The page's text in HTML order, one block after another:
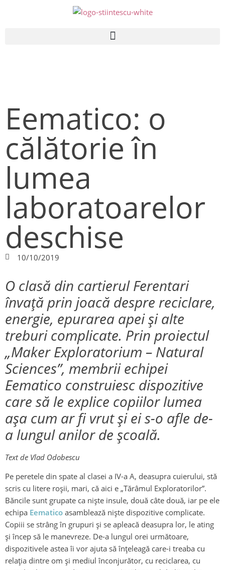
Eematico: o
călătorie în
lumea
laboratoarelor
deschise
10/10/2019
O clasă din cartierul Ferentari
învață prin joacă despre reciclare,
energie, epurarea apei și alte
treburi complicate. Prin proiectul
„Maker Exploratorium – Natural
Sciences”, membrii echipei
Eematico construiesc dispozitive
care să le explice copiilor lumea
așa cum ar fi vrut și ei s-o afle de-
a lungul anilor de școală.
Text de Vlad Odobescu
Pe peretele din spate al clasei a IV-a A, deasupra cuierului, stă
scris cu litere roșii, mari, că aici e „Tărâmul Exploratorilor”.
Băncile sunt grupate ca niște insule, două câte două, iar pe ele
echipa Eematico asamblează niște dispozitive complicate.
Copiii se strâng în grupuri și se apleacă deasupra lor, le ating
și încep să le manevreze. De-a lungul orei următoare,
dispozitivele astea îi vor ajuta să înțeleagă care-i treaba cu
relația dintre om și mediul înconjurător, cu reciclarea, cu